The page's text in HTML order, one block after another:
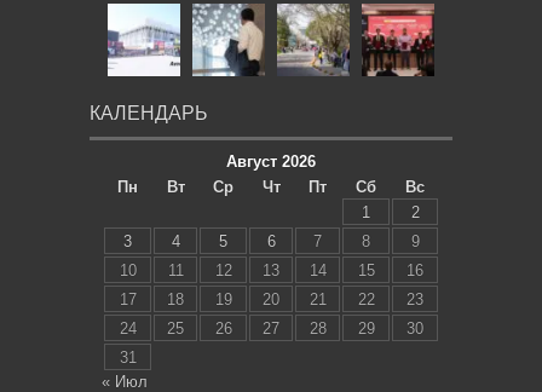
КАЛЕНДАРЬ
Август 2026
Пн
Вт Ср Чт Пт Сб
Вс
1
2
3
4 5 6 7 8
9
10
11 12 13 14 15
16
17
18 19 20 21 22
23
24
25 26 27 28 29
30
31
« Июл